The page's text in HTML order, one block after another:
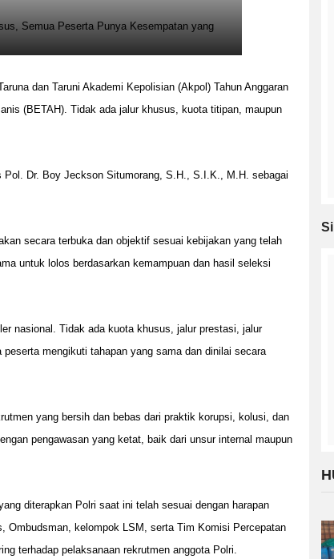
dan Taruni Akademi Kepolisian (Akpol) Tahun Anggaran
(BETAH). Tidak ada jalur khusus, kuota titipan, maupun
Dr. Boy Jeckson Situmorang, S.H., S.I.K., M.H. sebagai
secara terbuka dan objektif sesuai kebijakan yang telah
untuk lolos berdasarkan kemampuan dan hasil seleksi
nasional. Tidak ada kuota khusus, jalur prestasi, jalur
mengikuti tahapan yang sama dan dinilai secara
yang bersih dan bebas dari praktik korupsi, kolusi, dan
pengawasan yang ketat, baik dari unsur internal maupun
diterapkan Polri saat ini telah sesuai dengan harapan
Ombudsman, kelompok LSM, serta Tim Komisi Percepatan
terhadap pelaksanaan rekrutmen anggota Polri.